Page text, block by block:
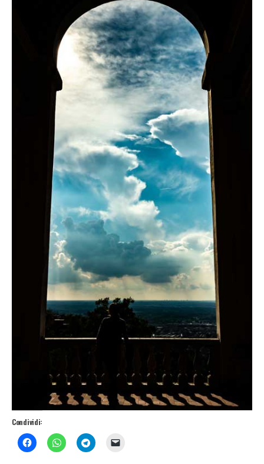
Condividi: